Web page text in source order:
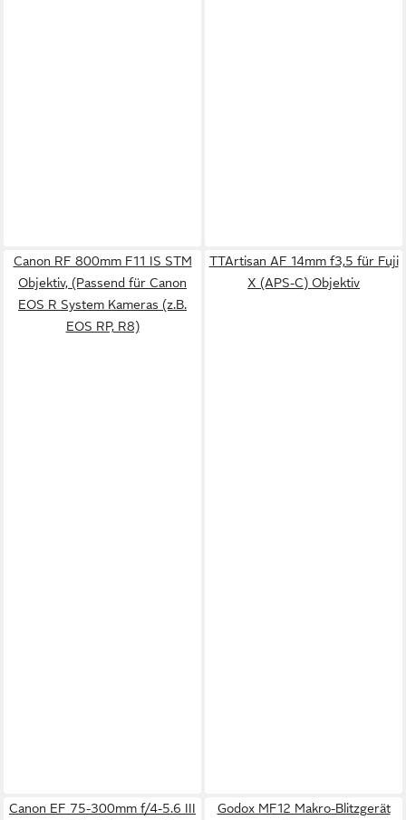
Canon RF 800mm F11 IS STM
Objektiv, (Passend für Canon
EOS R System Kameras (z.B.
EOS RP, R8)
TTArtisan AF 14mm f3,5 für Fuji
X (APS-C) Objektiv
Canon EF 75-300mm f/4-5.6 III
Godox MF12 Makro-Blitzgerät